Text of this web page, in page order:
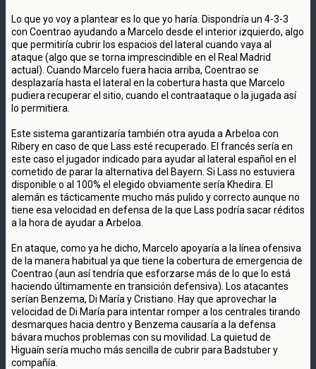
Lo que yo voy a plantear es lo que yo haría. Dispondría un 4-3-3
con Coentrao ayudando a Marcelo desde el interior izquierdo, algo
que permitiría cubrir los espacios del lateral cuando vaya al
ataque (algo que se torna imprescindible en el Real Madrid
actual). Cuando Marcelo fuera hacia arriba, Coentrao se
desplazaría hasta el lateral en la cobertura hasta que Marcelo
pudiera recuperar el sitio, cuando el contraataque o la jugada así
lo permitiera.
Este sistema garantizaría también otra ayuda a Arbeloa con
Ribery en caso de que Lass esté recuperado. El francés sería en
este caso el jugador indicado para ayudar al lateral español en el
cometido de parar la alternativa del Bayern. Si Lass no estuviera
disponible o al 100% el elegido obviamente sería Khedira. El
alemán es tácticamente mucho más pulido y correcto aunque no
tiene esa velocidad en defensa de la que Lass podría sacar réditos
a la hora de ayudar a Arbeloa.
En ataque, como ya he dicho, Marcelo apoyaría a la línea ofensiva
de la manera habitual ya que tiene la cobertura de emergencia de
Coentrao (aun así tendría que esforzarse más de lo que lo está
haciendo últimamente en transición defensiva). Los atacantes
serían Benzema, Di María y Cristiano. Hay que aprovechar la
velocidad de Di María para intentar romper a los centrales tirando
desmarques hacia dentro y Benzema causaría a la defensa
bávara muchos problemas con su movilidad. La quietud de
Higuaín sería mucho más sencilla de cubrir para Badstuber y
compañía.